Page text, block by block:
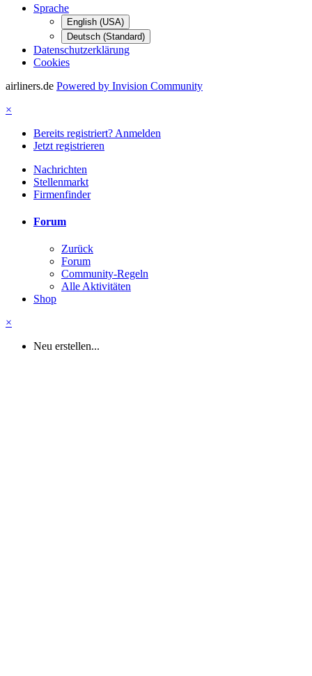
Sprache
English (USA)
Deutsch (Standard)
Datenschutzerklärung
Cookies
airliners.de Powered by Invision Community
×
Bereits registriert? Anmelden
Jetzt registrieren
Nachrichten
Stellenmarkt
Firmenfinder
Forum
Zurück
Forum
Community-Regeln
Alle Aktivitäten
Shop
×
Neu erstellen...